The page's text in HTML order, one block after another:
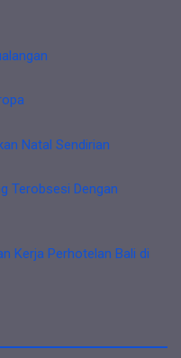
Natal Sendirian
Terobsesi Dengan
Kerja Perhotelan Bali di